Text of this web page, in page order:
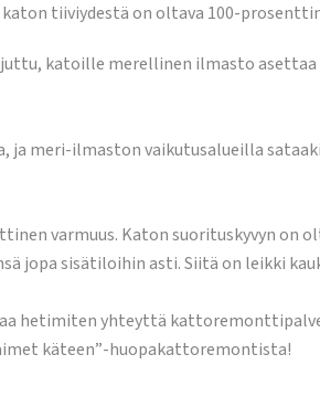
tiiviydestä on oltava 100-
juttu, katoille merellinen ilmasto
meri-ilmaston vaikutusalueilla
varmuus. Katon suorituskyvyn on
jopa sisätiloihin asti. Siitä on leikki
hetimiten yhteyttä
käteen”-huopakattoremontista!